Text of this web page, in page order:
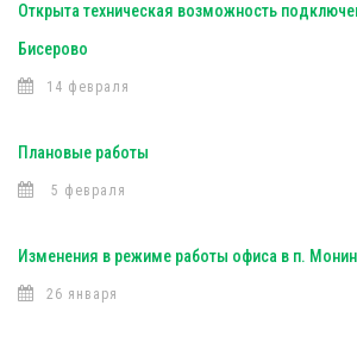
Открыта техническая возможность
Бисерово
14 февраля
Плановые работы
5 февраля
Изменения в режиме работы офиса в п.
26 января